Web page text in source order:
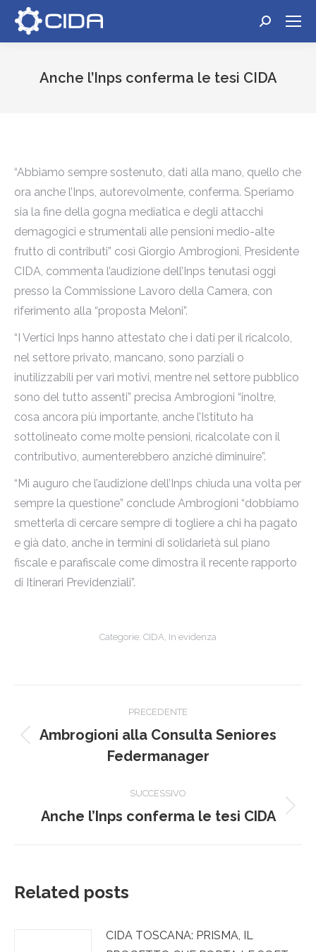
Cerca:
Anche l’Inps conferma le tesi CIDA
“Abbiamo sempre sostenuto, dati alla mano, quello che
ora anche l’Inps, autorevolmente, conferma. Speriamo
sia la fine della gogna mediatica e degli attacchi
demagogici e strumentali alle pensioni medio-alte
frutto di contributi” così Giorgio Ambrogioni, Presidente
CIDA, commenta l’audizione dell’Inps tenutasi oggi
presso la Commissione Lavoro della Camera, con
riferimento alla “proposta Meloni”.
“I Vertici Inps hanno attestato che i dati per il ricalcolo,
nel settore privato, mancano, sono parziali o
inutilizzabili per vari motivi, mentre nel settore pubblico
sono del tutto assenti” precisa Ambrogioni “inoltre,
cosa ancora più importante, anche l’Istituto ha
sottolineato come molte pensioni, ricalcolate con il
contributivo, aumenterebbero anziché diminuire”.
“Mi auguro che l’audizione dell’Inps chiuda una volta per
sempre la questione” conclude Ambrogioni “dobbiamo
smetterla di cercare sempre di togliere a chi ha pagato
e già dato, anche in termini di solidarietà sul piano
fiscale e parafiscale come dimostra il recente rapporto
di Itinerari Previdenziali”.
Categorie: CIDA, In evidenza
tra
PRECEDENTE
Post
precedente:
Ambrogioni alla Consulta Seniores
Federmanager
SUCCESSIVO
Prossimo
Anche l’Inps conferma le tesi CIDA
Related posts
CIDA TOSCANA: PRISMA, IL